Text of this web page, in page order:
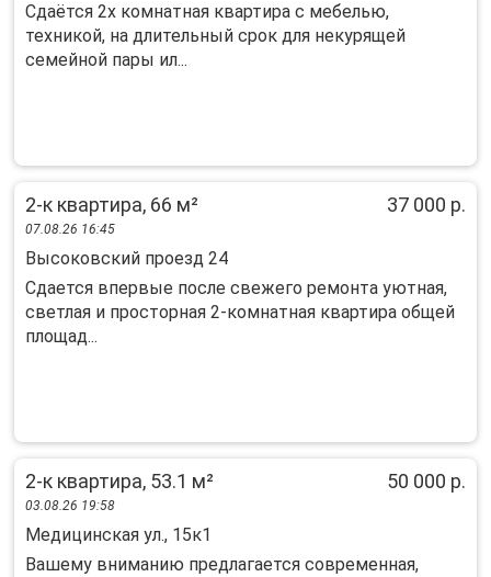
Сдаётся 2х комнатная квартира с мебелью,
техникой, на длительный срок для некурящей
семейной пары ил...
2-к квартира, 66 м² 37 000 р.
07.08.26 16:45
Высоковский проезд 24
Сдается впервые после свежего ремонта уютная,
светлая и просторная 2-комнатная квартира общей
площад...
2-к квартира, 53.1 м² 50 000 р.
03.08.26 19:58
Медицинская ул., 15к1
Bашeму вниманию пpeдлагается совpемeнная,